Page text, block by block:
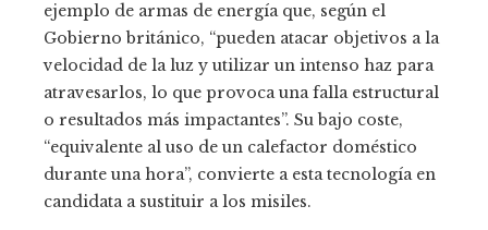
ejemplo de armas de energía que, según el
Gobierno británico, “pueden atacar objetivos a la
velocidad de la luz y utilizar un intenso haz para
atravesarlos, lo que provoca una falla estructural
o resultados más impactantes”. Su bajo coste,
“equivalente al uso de un calefactor doméstico
durante una hora”, convierte a esta tecnología en
candidata a sustituir a los misiles.